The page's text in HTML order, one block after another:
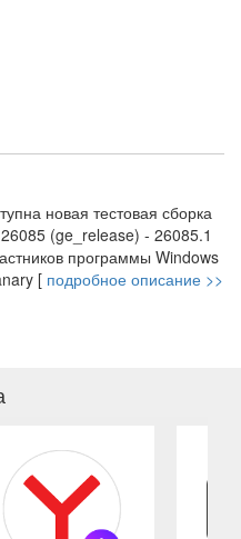
новая тестовая сборка
(ge_release) - 26085.1
программы Windows
[ подробное описание >>